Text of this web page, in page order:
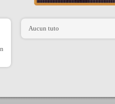
Aucun tuto